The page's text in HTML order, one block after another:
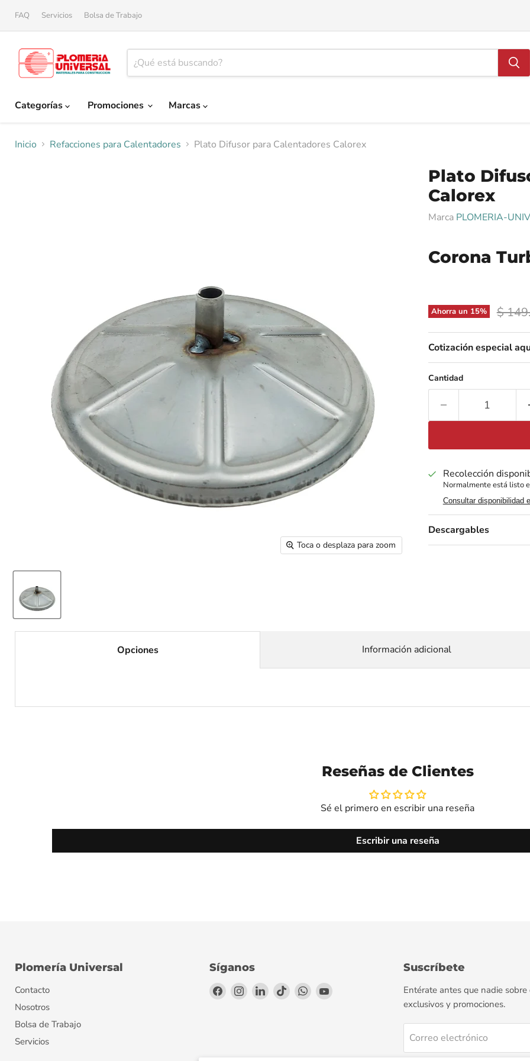
FAQ Servicios Bolsa de Trabajo
Categorías
Promociones Marcas
Inicio Refacciones para Calentadores Plato Difusor para Calentadores Calorex
Toca o desplaza para zoom
Plato
Calorex
Marca PLOMERIA-
Corona
Ahorra un 15% $
Cotización especial
Cantidad
Recolección
Normalmente está listo
Consultar disponibilidad
Descargables
Opciones Información adicional
Reseñas de Clientes
Sé el primero en escribir una reseña
Escribir una reseña
Plomería Universal
Contacto
Nosotros
Bolsa de Trabajo
Servicios
Síganos
Encuéntrenos
Encuéntrenos
Encuéntrenos
Encuéntrenos
Encuéntrenos
Encuéntrenos
Suscríbete
Entérate antes que nadie sobre
exclusivos y promociones.
Correo electrónico